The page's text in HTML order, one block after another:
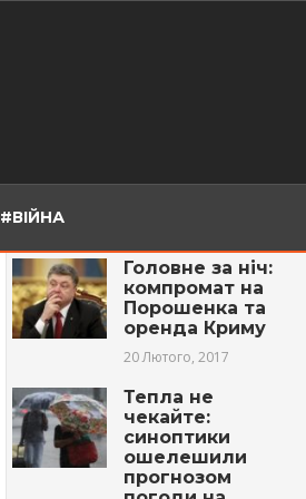
#ВІЙНА
Головне за ніч:
компромат на
Порошенка та
оренда Криму
20 Лютого, 2017
Тепла не
чекайте:
синоптики
ошелешили
прогнозом